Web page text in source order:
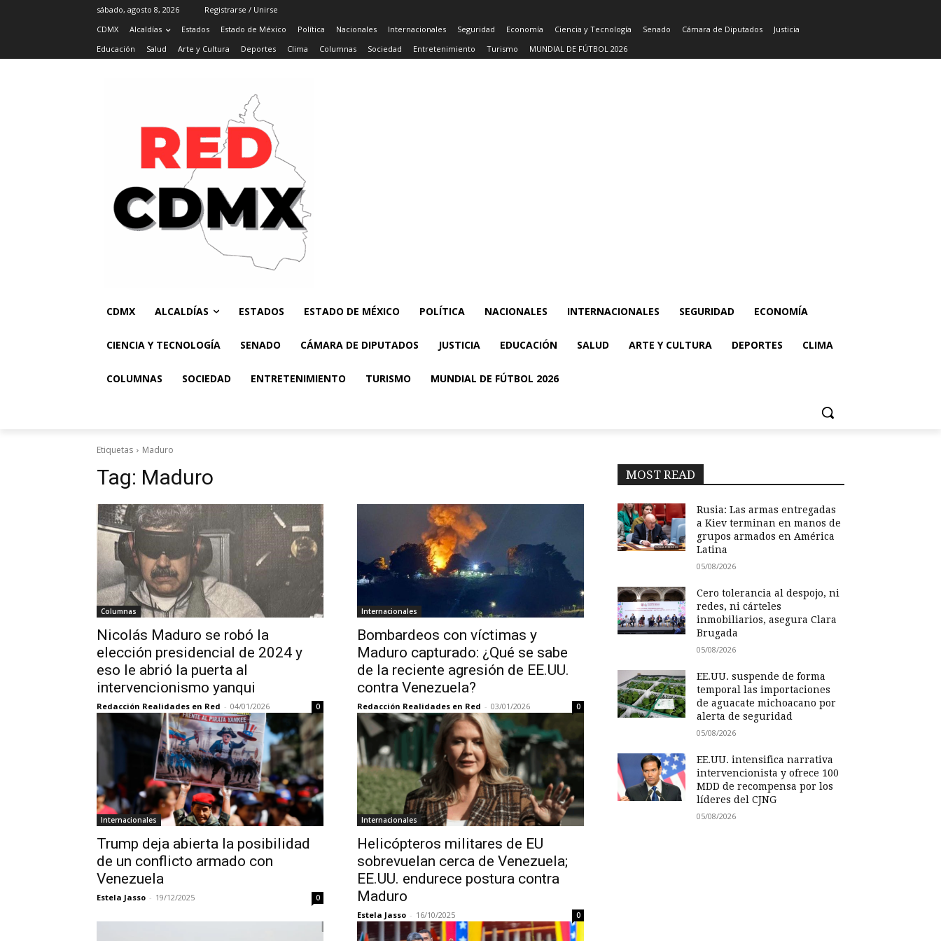
sábado, agosto 8, 2026
Registrarse / Unirse
CDMX
Alcaldías Estados Estado de México Política Nacionales Internacionales Seguridad Economía Ciencia y Tecnología Senado Cámara de Diputados
Justicia
Educación
Salud Arte y Cultura Deportes Clima Columnas Sociedad Entretenimiento Turismo MUNDIAL DE FÚTBOL 2026
CDMX ALCALDÍAS ESTADOS ESTADO DE MÉXICO POLÍTICA NACIONALES INTERNACIONALES SEGURIDAD ECONOMÍA
CIENCIA Y TECNOLOGÍA SENADO CÁMARA DE DIPUTADOS JUSTICIA EDUCACIÓN SALUD ARTE Y CULTURA DEPORTES CLIMA
COLUMNAS SOCIEDAD ENTRETENIMIENTO TURISMO MUNDIAL DE FÚTBOL 2026
Etiquetas Maduro
Tag: Maduro
Columnas
Nicolás Maduro se robó la
elección presidencial de 2024 y
eso le abrió la puerta al
intervencionismo yanqui
Redacción Realidades en Red - 04/01/2026 0
Internacionales
Bombardeos con víctimas y
Maduro capturado: ¿Qué se sabe
de la reciente agresión de EE.UU.
contra Venezuela?
Redacción Realidades en Red - 03/01/2026 0
Internacionales
Trump deja abierta la posibilidad
de un conflicto armado con
Venezuela
Estela Jasso - 19/12/2025 0
Internacionales
Helicópteros militares de EU
sobrevuelan cerca de Venezuela;
EE.UU. endurece postura contra
Maduro
Estela Jasso - 16/10/2025 0
MOST READ
Rusia: Las armas entregadas
a Kiev terminan en manos de
grupos armados en América
Latina
05/08/2026
Cero tolerancia al despojo, ni
redes, ni cárteles
inmobiliarios, asegura Clara
Brugada
05/08/2026
EE.UU. suspende de forma
temporal las importaciones
de aguacate michoacano por
alerta de seguridad
05/08/2026
EE.UU. intensifica narrativa
intervencionista y ofrece 100
MDD de recompensa por los
líderes del CJNG
05/08/2026